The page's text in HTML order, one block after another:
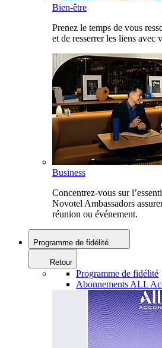
Bien-être
Prenez le temps de vous
et de resserrer les liens avec
Business
Concentrez-vous sur
Novotel Ambassadors
réunion ou événement.
Programme de fidélité
Retour
Programme de fidélité
Abonnements ALL